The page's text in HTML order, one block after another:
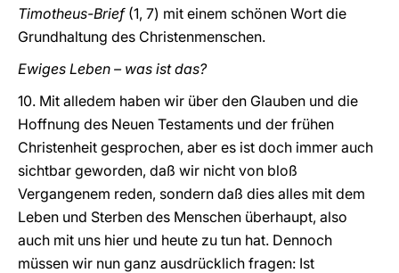
Timotheus-Brief (1, 7) mit einem schönen Wort die
Grundhaltung des Christenmenschen.
Ewiges Leben – was ist das?
10. Mit alledem haben wir über den Glauben und die
Hoffnung des Neuen Testaments und der frühen
Christenheit gesprochen, aber es ist doch immer auch
sichtbar geworden, daß wir nicht von bloß
Vergangenem reden, sondern daß dies alles mit dem
Leben und Sterben des Menschen überhaupt, also
auch mit uns hier und heute zu tun hat. Dennoch
müssen wir nun ganz ausdrücklich fragen: Ist